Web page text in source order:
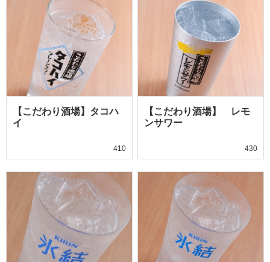
【こだわり酒場】タコハ
イ
410
【こだわり酒場】 レモ
ンサワー
430